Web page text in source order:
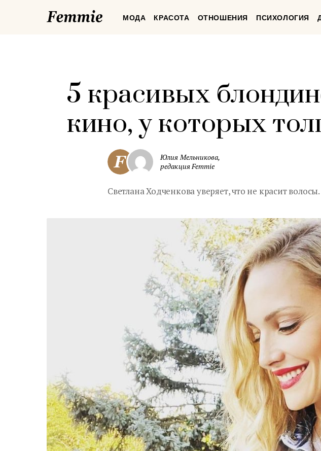
FemmieМОДА КРАСОТА ОТНОШЕНИЯ ПСИХОЛОГИЯ
5 красивых
кино, у которых
Юлия Мельникова,
редакция Femmie
Светлана Ходченкова уверяет, что не красит волосы.